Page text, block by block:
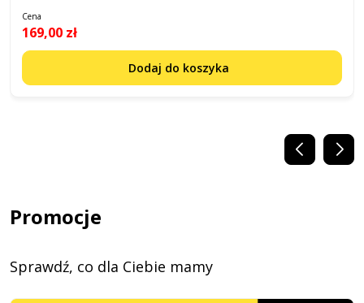
Cena
169,00 zł
Dodaj do koszyka
Promocje
Sprawdź, co dla Ciebie mamy